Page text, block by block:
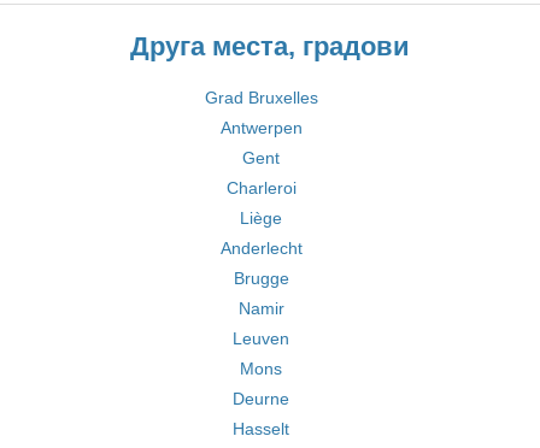
Друга места, градови
Grad Bruxelles
Antwerpen
Gent
Charleroi
Liège
Anderlecht
Brugge
Namir
Leuven
Mons
Deurne
Hasselt